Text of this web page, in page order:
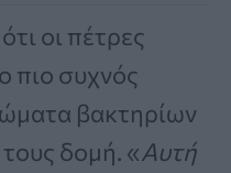
οι πέτρες
πιο συχνός
βακτηρίων
δομή. «Αυτή